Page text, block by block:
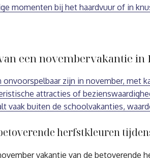
momenten bij het haardvuur of in
een novembervakantie in
onvoorspelbaar zijn in november, met
attracties of
vaak buiten de schoolvakanties,
herfstkleuren
vakantie van de betoverende